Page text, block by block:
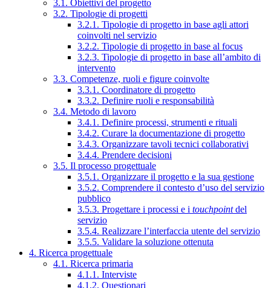
3.1. Obiettivi del progetto
3.2. Tipologie di progetti
3.2.1. Tipologie di progetto in base agli attori
coinvolti nel servizio
3.2.2. Tipologie di progetto in base al focus
3.2.3. Tipologie di progetto in base all’ambito di
intervento
3.3. Competenze, ruoli e figure coinvolte
3.3.1. Coordinatore di progetto
3.3.2. Definire ruoli e responsabilità
3.4. Metodo di lavoro
3.4.1. Definire processi, strumenti e rituali
3.4.2. Curare la documentazione di progetto
3.4.3. Organizzare tavoli tecnici collaborativi
3.4.4. Prendere decisioni
3.5. Il processo progettuale
3.5.1. Organizzare il progetto e la sua gestione
3.5.2. Comprendere il contesto d’uso del servizio
pubblico
3.5.3. Progettare i processi e i touchpointdel
servizio
3.5.4. Realizzare l’interfaccia utente del servizio
3.5.5. Validare la soluzione ottenuta
4. Ricerca progettuale
4.1. Ricerca primaria
4.1.1. Interviste
4.1.2. Questionari